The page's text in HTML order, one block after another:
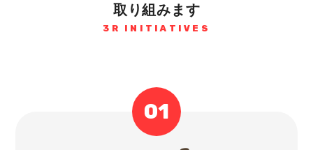
取り組みます
3R INITIATIVES